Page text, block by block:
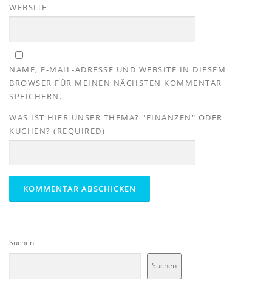
WEBSITE
NAME, E-MAIL-ADRESSE UND WEBSITE IN DIESEM
BROWSER FÜR MEINEN NÄCHSTEN KOMMENTAR
SPEICHERN.
WAS IST HIER UNSER THEMA? "FINANZEN" ODER
KUCHEN? (REQUIRED)
Suchen
Suchen